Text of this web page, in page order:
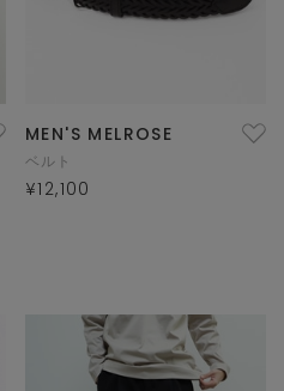
MEN'S MELROSE
ベルト
¥12,100